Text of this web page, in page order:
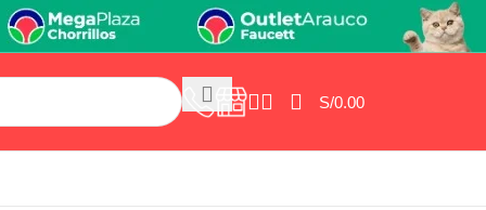
S/0.00